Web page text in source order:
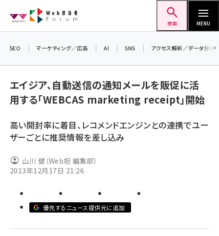
ン
検索 MENU
ai (2807)
note (2312)
z世代 (1622)
SEO マーケティング／広告 AI SNS アクセス解析／データ分析
エイジア、自動送信の通知メールを販促に活
用する「WEBCAS marketing receipt」開始
高い開封率に着目、レコメンドエンジンとの連携でユー
ザーごとに推奨情報を差し込み
山川 健（Web担 編集部）
2013年12月17日 21:26
優先するニュース提供元に追加